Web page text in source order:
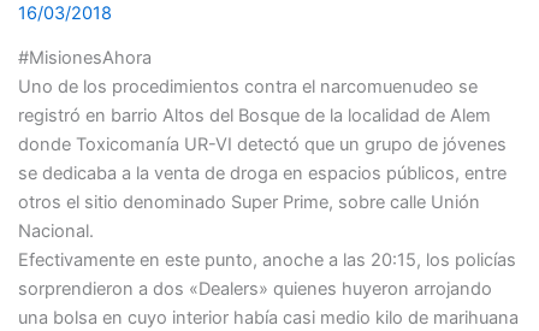
16/03/2018
#MisionesAhora
Uno de los procedimientos contra el narcomuenudeo se
registró en barrio Altos del Bosque de la localidad de Alem
donde Toxicomanía UR-VI detectó que un grupo de jóvenes
se dedicaba a la venta de droga en espacios públicos, entre
otros el sitio denominado Super Prime, sobre calle Unión
Nacional.
Efectivamente en este punto, anoche a las 20:15, los policías
sorprendieron a dos «Dealers» quienes huyeron arrojando
una bolsa en cuyo interior había casi medio kilo de marihuana